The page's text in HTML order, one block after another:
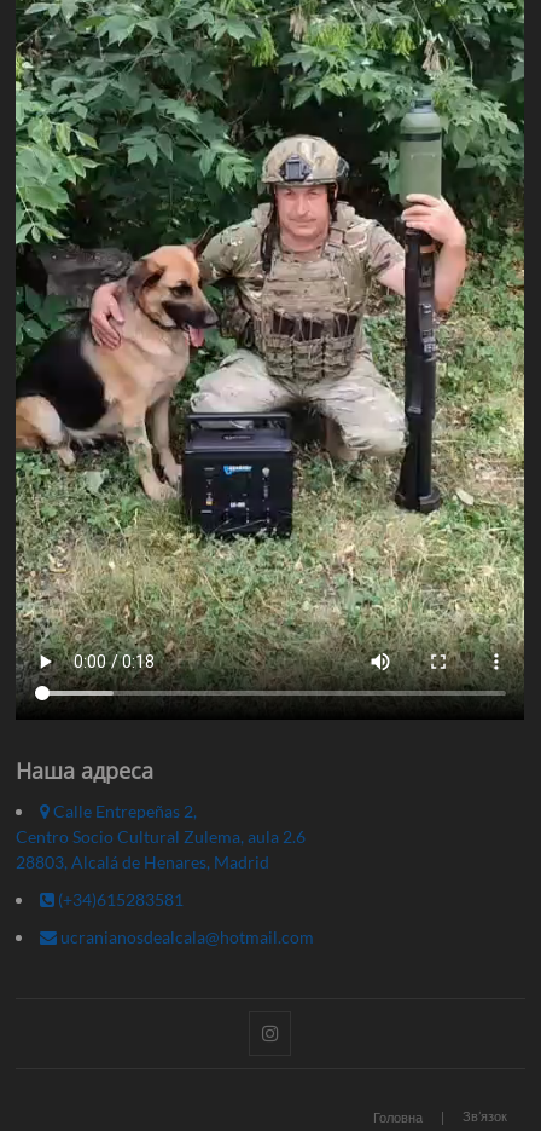
Наша адреса
Calle Entrepeñas 2,
Centro Socio Cultural Zulema, aula 2.6
28803, Alcalá de Henares, Madrid
(+34)615283581
ucranianosdealcala@hotmail.com
Instagram
Головна Зв’язок